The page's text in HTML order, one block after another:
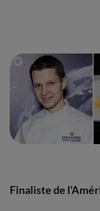
Finaliste de